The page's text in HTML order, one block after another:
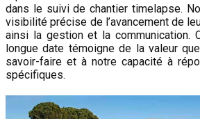
dans le suivi de chantier timelapse.
visibilité précise de l’avancement de
ainsi la gestion et la communication.
longue date témoigne de la valeur
savoir-faire et à notre capacité à
spécifiques.